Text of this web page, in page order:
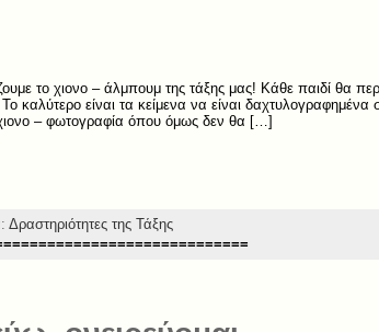
το χιονο – άλμπουμ της τάξης μας! Κάθε παιδί θα
καλύτερο είναι τα κείμενα να είναι
χιονο – φωτογραφία όπου όμως δεν θα […]
Δραστηριότητες της Τάξης